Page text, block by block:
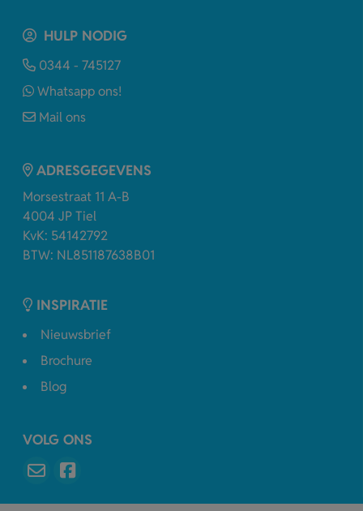
HULP NODIG
0344 - 745127
Whatsapp ons!
Mail ons
ADRESGEGEVENS
Morsestraat 11 A-B
4004 JP Tiel
KvK: 54142792
BTW: NL851187638B01
INSPIRATIE
Nieuwsbrief
Brochure
Blog
VOLG ONS